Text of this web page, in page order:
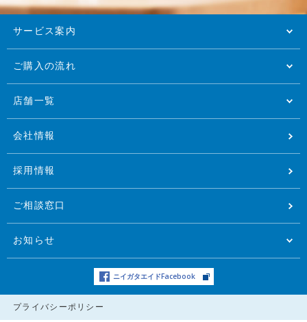
サービス案内
ご購入の流れ
店舗一覧
会社情報
採用情報
ご相談窓口
お知らせ
ニイガタエイドFacebook
プライバシーポリシー